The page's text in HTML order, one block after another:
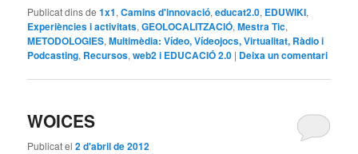
Publicat dins de 1x1,Camins d'innovació,educat2.0, EDUWIKI,
Experiències i activitats,GEOLOCALITZACIÓ,Mestra Tic,
METODOLOGIES,Multimèdia: Vídeo, Vídeojocs, Virtualitat, Ràdio i
Podcasting, Recursos,web2 i EDUCACIÓ 2.0 | Deixa un comentari
WOICES
Publicat el2 d'abril de 2012